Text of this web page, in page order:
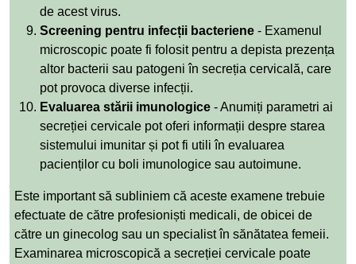
de acest virus.
Screening pentru infecții bacteriene - Examenul
microscopic poate fi folosit pentru a depista prezența
altor bacterii sau patogeni în secreția cervicală, care
pot provoca diverse infecții.
Evaluarea stării imunologice - Anumiți parametri ai
secreției cervicale pot oferi informații despre starea
sistemului imunitar și pot fi utili în evaluarea
pacienților cu boli imunologice sau autoimune.
Este important să subliniem că aceste examene trebuie
efectuate de către profesioniști medicali, de obicei de
către un ginecolog sau un specialist în sănătatea femeii.
Examinarea microscopică a secreției cervicale poate